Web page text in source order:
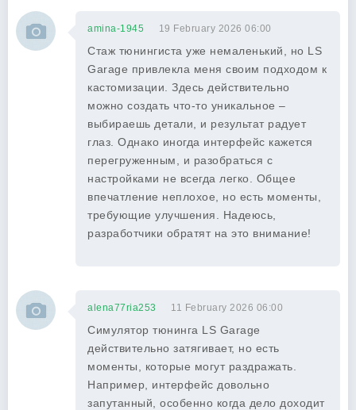
amina-1945 19 February 2026 06:00
Стаж тюнингиста уже немаленький, но LS
Garage привлекла меня своим подходом к
кастомизации. Здесь действительно
можно создать что-то уникальное –
выбираешь детали, и результат радует
глаз. Однако иногда интерфейс кажется
перегруженным, и разобраться с
настройками не всегда легко. Общее
впечатление неплохое, но есть моменты,
требующие улучшения. Надеюсь,
разработчики обратят на это внимание!
alena77ria253 11 February 2026 06:00
Симулятор тюнинга LS Garage
действительно затягивает, но есть
моменты, которые могут раздражать.
Например, интерфейс довольно
запутанный, особенно когда дело доходит